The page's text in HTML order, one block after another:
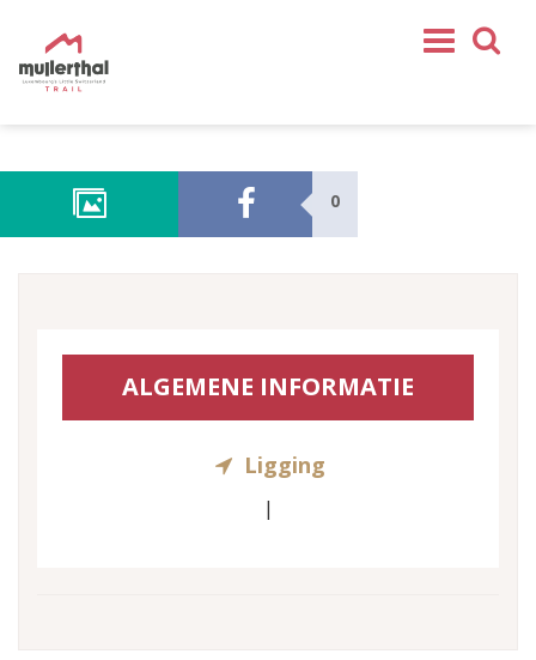
Tochten
VOLG ONS
0
ALGEMENE INFORMATIE
Ligging
|